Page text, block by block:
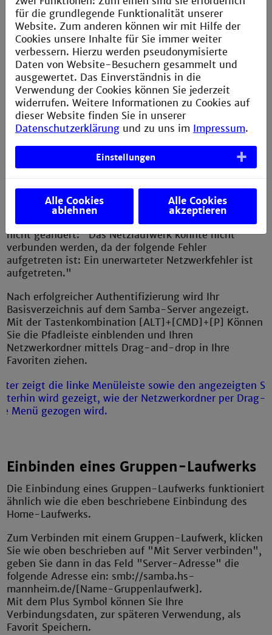
Passwort: Tragen Sie in das Feld "Passwort" bitte Ihr
zentrales Passwort ein, welches Sie auch im Intranet
oder im E-Mail-System verwenden.
Studierende
Name: Tragen Sie in das Feld "Name" bitte Ihre
Matrikelnummer ohne führende Null mit
vorangestellten "cit-ad\" ein. Das Zeichen "\"
erreichen Sie mit der Tastenkombination [SHIFT]+
[ALT]+[7].
Passwort: Tragen Sie in das Feld "Passwort" bitte Ihr
oder im E-Mail-System verwenden.
Sollten Sie hier die folgende Fehlermeldung erhalten,
so haben Sie Ihr Initialkennwort möglicherweise noch
nicht geändert: "Das Netzlaufwerk konnte nicht
verbunden werden, da der folgende Fehler
aufgetreten ist: Ein unerwarteter Netzwerkfehler ist
aufgetreten."
Nach erfolgreicher Authentifizierung wird Ihr
Basisverzeichnis auf dem Samba-Server angezeigt.
Mit der Tastenkombination [ALT]+[CMD]+[P] Können
Sie die Pfadleiste einblenden und Ihren
Netzwerkordner mittels Drag-and-drop in Ihre
Favoriten ziehen.
Einbinden eines Gruppen-Laufwerks
Die Einbindung eines Gruppen-Laufwerks funktioniert
ähnlich wie die eben beschriebene Einbindung des
Home-Laufwerks.
Zum Verbinden mit einem Gruppen-Laufwerk, klicken
Sie wie oben beschrieben auf "Mit Server verbinden",
geben Sie dann in das Feld "Server-Adresse" die
folgende Adresse ein: smb://samba.hs-
mannheim.de/[Name-Gruppenlaufwerk].
Mit dem Plus Symbol können Sie Ihre
Verbindungsdaten, zur späteren Verwendung, als
Favorit Speichern.
für die grundlegende Funktionalität unserer
Website. Zum anderen können wir mit Hilfe der
Cookies unsere Inhalte für Sie immer weiter
verbessern. Hierzu werden pseudonymisierte
Daten von Website-Besuchern gesammelt und
ausgewertet. Das Einverständnis in die
Verwendung der Cookies können Sie jederzeit
widerrufen. Weitere Informationen zu Cookies auf
dieser Website finden Sie in unserer
Datenschutzerklärung und zu uns im Impressum.
Einstellungen
Alle Cookies
ablehnen
Alle Cookies
akzeptieren